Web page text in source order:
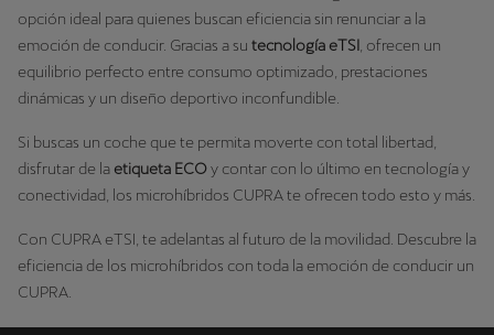
opción ideal para quienes buscan eficiencia sin renunciar a la
emoción de conducir. Gracias a su tecnología eTSI , ofrecen un
equilibrio perfecto entre consumo optimizado, prestaciones
dinámicas y un diseño deportivo inconfundible.
Si buscas un coche que te permita moverte con total libertad,
disfrutar de la etiqueta ECOy contar con lo último en tecnología y
conectividad, los microhíbridos CUPRA te ofrecen todo esto y más.
Con CUPRA eTSI, te adelantas al futuro de la movilidad. Descubre la
eficiencia de los microhíbridos con toda la emoción de conducir un
CUPRA.